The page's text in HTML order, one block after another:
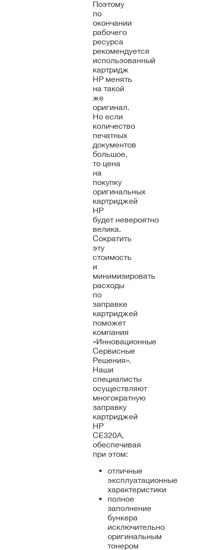
Поэтому
по
окончании
рабочего
ресурса
рекомендуется
использованный
картридж
HP менять
на такой
же
оригинал.
Но если
количество
печатных
документов
большое,
то цена
на
покупку
оригинальных
картриджей
HP
будет невероятно
велика.
Сократить
эту
стоимость
и
минимизировать
расходы
по
заправке
картриджей
поможет
компания
«Инновационные
Сервисные
Решения».
Наши
специалисты
осуществляют
многократную
заправку
картриджей
HP
CE320A,
обеспечивая
при этом:
отличные
эксплуатационные
характеристики
полное
заполнение
бункера
исключительно
оригинальным
тонером